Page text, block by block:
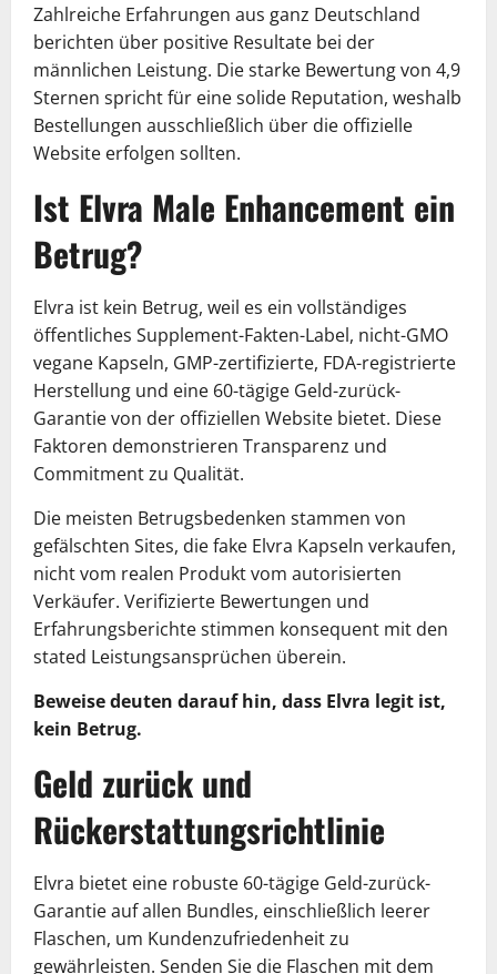
Zahlreiche Erfahrungen aus ganz Deutschland
berichten über positive Resultate bei der
männlichen Leistung. Die starke Bewertung von 4,9
Sternen spricht für eine solide Reputation, weshalb
Bestellungen ausschließlich über die offizielle
Website erfolgen sollten.
Ist Elvra Male Enhancement ein
Betrug?
Elvra ist kein Betrug, weil es ein vollständiges
öffentliches Supplement-Fakten-Label, nicht-GMO
vegane Kapseln, GMP-zertifizierte, FDA-registrierte
Herstellung und eine 60-tägige Geld-zurück-
Garantie von der offiziellen Website bietet. Diese
Faktoren demonstrieren Transparenz und
Commitment zu Qualität.
Die meisten Betrugsbedenken stammen von
gefälschten Sites, die fake Elvra Kapseln verkaufen,
nicht vom realen Produkt vom autorisierten
Verkäufer. Verifizierte Bewertungen und
Erfahrungsberichte stimmen konsequent mit den
stated Leistungsansprüchen überein.
Beweise deuten darauf hin, dass Elvra legit ist,
kein Betrug.
Geld zurück und
Rückerstattungsrichtlinie
Elvra bietet eine robuste 60-tägige Geld-zurück-
Garantie auf allen Bundles, einschließlich leerer
Flaschen, um Kundenzufriedenheit zu
gewährleisten. Senden Sie die Flaschen mit dem